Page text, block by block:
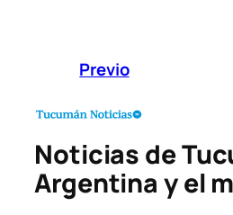
Previo
Noticias de
Argentina y el